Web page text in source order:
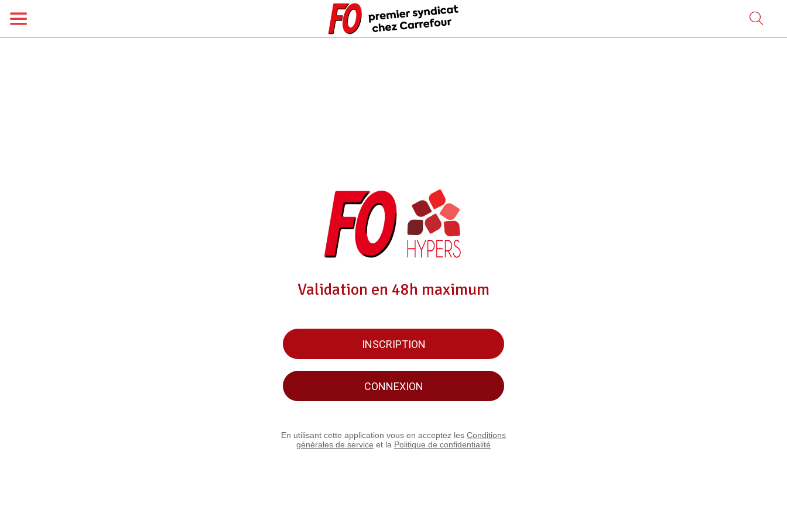
Validation en 48h maximum
INSCRIPTION
CONNEXION
En utilisant cette application vous en acceptez les Conditions
générales de service et la Politique de confidentialité